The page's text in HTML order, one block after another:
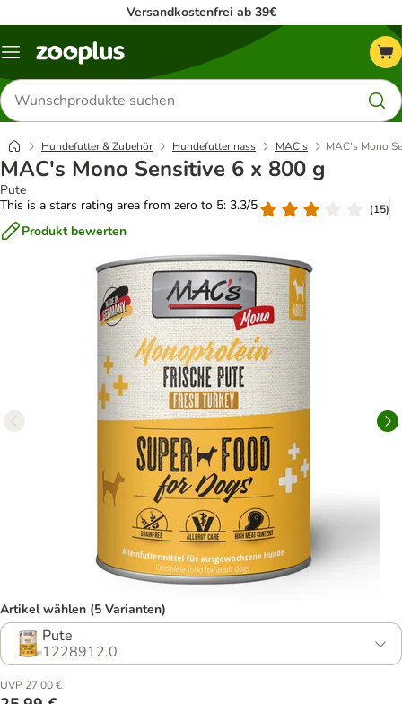
Versandkostenfrei ab 39€
Menü
Produkte
suchen
Hundefutter & Zubehör Hundefutter nass MAC's MAC's Mono
MAC's Mono Sensitive 6 x 800 g
Pute
This is a stars rating area from zero to 5: 3.3/5
(15)
Produkt bewerten
Artikel wählen (5 Varianten)
Pute
1228912.0
UVP 27,00 €